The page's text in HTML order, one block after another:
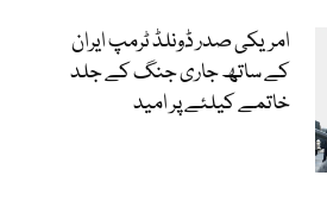
امریکی صدر ڈونلڈ ٹرمپ ایران
کے ساتھ جاری جنگ کے جلد
خاتمے کیلئے پر امید